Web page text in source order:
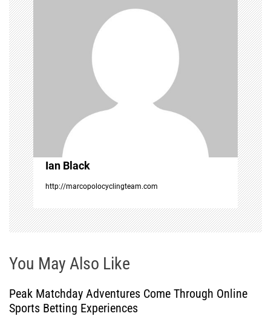
i
g
a
t
i
o
n
Ian Black
http://marcopolocyclingteam.com
You May Also Like
Peak Matchday Adventures Come Through Online
Sports Betting Experiences